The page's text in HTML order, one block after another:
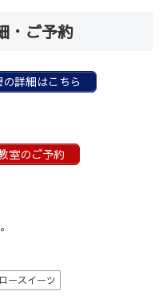
・ご予約
詳細はこちら
室のご予約
ロースイーツ